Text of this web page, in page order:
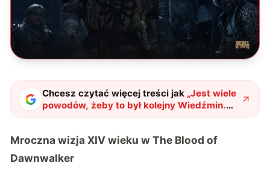
Chcesz czytać więcej treści jak „Jest wiele
powodów, żeby to był kolejny Wiedźmin.
Musisz zainteresować się The Blood of
Mroczna wizja XIV wieku w The Blood of
Dawnwalker